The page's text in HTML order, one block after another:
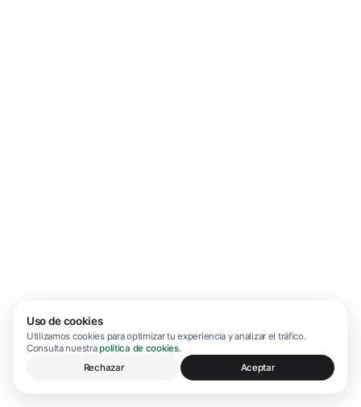
Uso de cookies
Utilizamos cookies para optimizar tu experiencia y analizar el tráfico.
Consulta nuestrapolítica de cookies.
Rechazar
Aceptar